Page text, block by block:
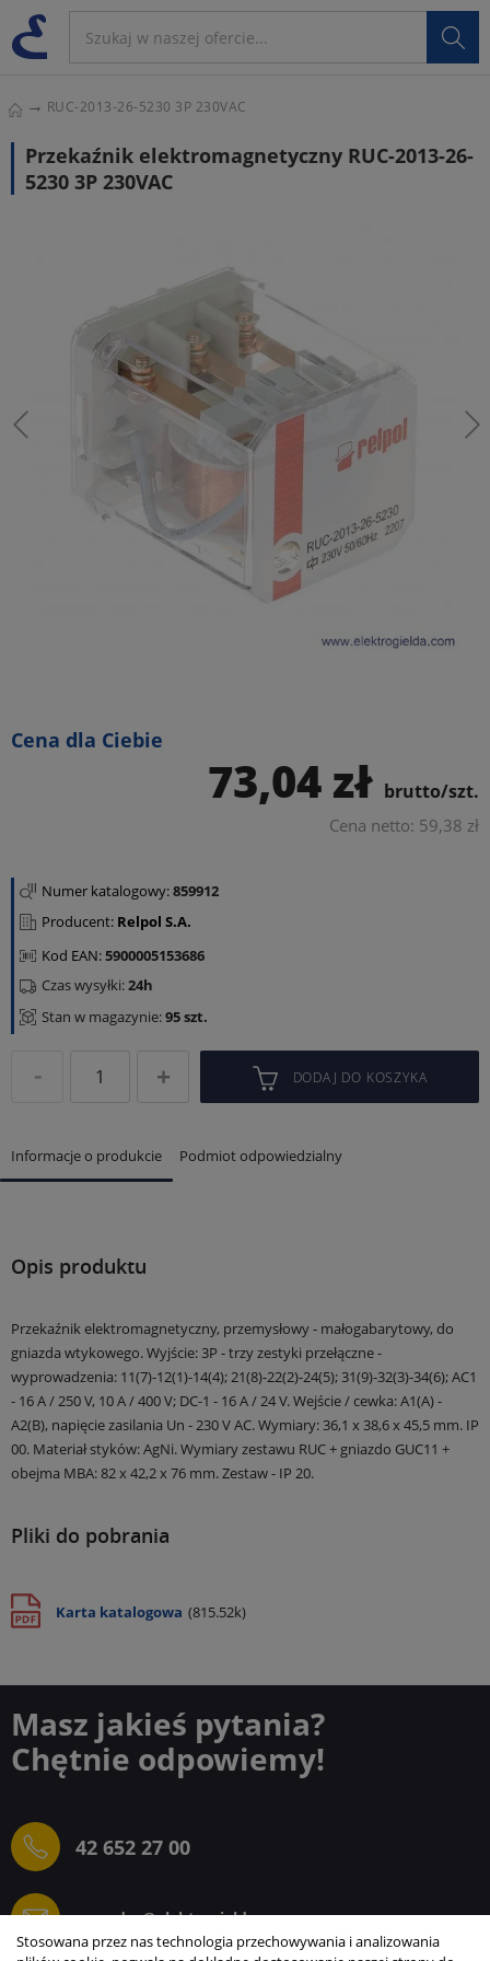

RUC-2013-26-5230 3P 230VAC
Przekaźnik elektromagnetyczny RUC-2013-26-
5230 3P 230VAC
Cena dla Ciebie
73,04 zł brutto/szt.
Cena netto: 59,38 zł
Numer katalogowy:859912
Producent: Relpol S.A.
Kod EAN:5900005153686
Stan w magazynie:95 szt.
Czas wysyłki:24h
DODAJ DO KOSZYKA
Informacje o produkcie Podmiot odpowiedzialny
Opis produktu
Przekaźnik elektromagnetyczny, przemysłowy - małogabarytowy, do
gniazda wtykowego.Wyjście: 3P - trzy zestyki przełączne -
wyprowadzenia: 11(7)-12(1)-14(4); 21(8)-22(2)-24(5); 31(9)-32(3)-34(6);AC1
- 16 A / 250 V, 10 A / 400 V; DC-1 - 16 A / 24 V.Wejście / cewka: A1(A) -
A2(B), napięcie zasilania Un - 230 V AC.Wymiary: 36,1 x 38,6 x 45,5 mm. IP
00. Materiał styków: AgNi.Wymiary zestawu RUC + gniazdo GUC11 +
obejma MBA: 82 x 42,2 x 76 mm.Zestaw - IP 20.
Pliki do pobrania
Karta katalogowa (815.52k)
Masz jakieś pytania?
Chętnie odpowiemy!
42 652 27 00
sprzedaz@elektrogielda.com
Stosowana przez nas technologia przechowywania i analizowania